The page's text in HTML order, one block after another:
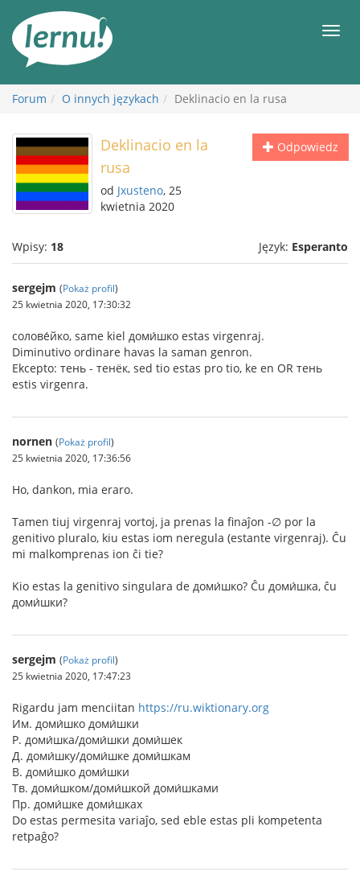
Forum O innych językach Deklinacio en la rusa
Odpowiedz
Deklinacio en la
rusa
od Jxusteno, 25
kwietnia 2020
Wpisy: 18 Język: Esperanto
sergejm (Pokaż profil)
25 kwietnia 2020, 17:30:32
солове́йко, same kiel доми́шко estas virgenraj.
Diminutivo ordinare havas la saman genron.
Ekcepto: тень - тенёк, sed tio estas pro tio, ke en OR тень
estis virgenra.
nornen (Pokaż profil)
25 kwietnia 2020, 17:36:56
Ho, dankon, mia eraro.
Tamen tiuj virgenraj vortoj, ja prenas la finaĵon -∅ por la
genitivo pluralo, kiu estas iom neregula (estante virgenraj). Ĉu
mi malkomprenas ion ĉi tie?
Kio estas la genitivo singulara de доми́шко? Ĉu доми́шка, ĉu
доми́шки?
sergejm (Pokaż profil)
25 kwietnia 2020, 17:47:23
Rigardu jam menciitan https://ru.wiktionary.org
Им. доми́шко доми́шки
Р. доми́шка/доми́шки доми́шек
Д. доми́шку/доми́шке доми́шкам
В. доми́шко доми́шки
Тв. доми́шком/доми́шкой доми́шками
Пр. доми́шке доми́шках
Do estas permesita variaĵo, sed eble estas pli kompetenta
retpaĝo?